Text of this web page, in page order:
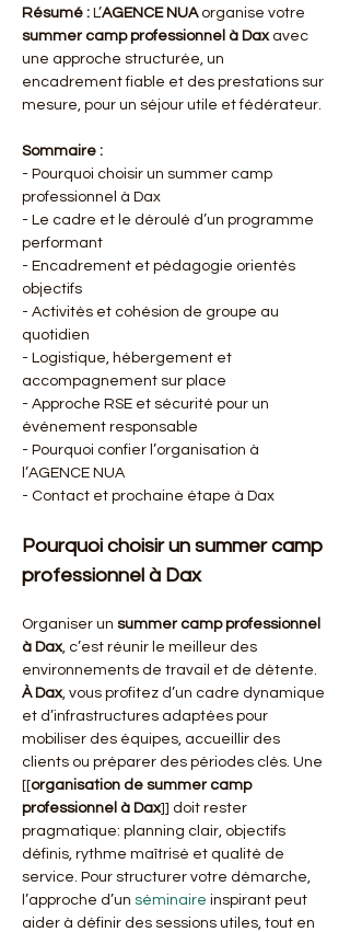
Résumé : L’AGENCE NUA organise votre
summer camp professionnel à Dax avec
une approche structurée, un
encadrement fiable et des prestations sur
mesure, pour un séjour utile et fédérateur.
Sommaire :
- Pourquoi choisir un summer camp
professionnel à Dax
- Le cadre et le déroulé d’un programme
performant
- Encadrement et pédagogie orientés
objectifs
- Activités et cohésion de groupe au
quotidien
- Logistique, hébergement et
accompagnement sur place
- Approche RSE et sécurité pour un
événement responsable
- Pourquoi confier l’organisation à
l’AGENCE NUA
- Contact et prochaine étape à Dax
Pourquoi choisir un summer camp
professionnel à Dax
Organiser un summer camp professionnel
à Dax, c’est réunir le meilleur des
environnements de travail et de détente.
À Dax, vous profitez d’un cadre dynamique
et d’infrastructures adaptées pour
mobiliser des équipes, accueillir des
clients ou préparer des périodes clés. Une
[[organisation de summer camp
professionnel à Dax]] doit rester
pragmatique: planning clair, objectifs
définis, rythme maîtrisé et qualité de
service. Pour structurer votre démarche,
l’approche d’un séminaire inspirant peut
aider à définir des sessions utiles, tout en